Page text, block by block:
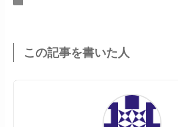
この記事を書いた人